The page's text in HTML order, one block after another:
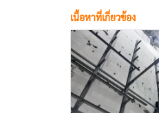
เนื้อหาที่เกี่ยวข้อง